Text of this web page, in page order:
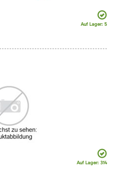
Auf Lager: 5
Auf Lager: 314